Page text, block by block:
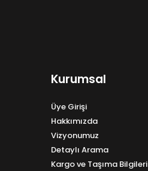
Kurumsal
Üye Girişi
Hakkımızda
Vizyonumuz
Detaylı Arama
Kargo ve Taşıma Bilgileri